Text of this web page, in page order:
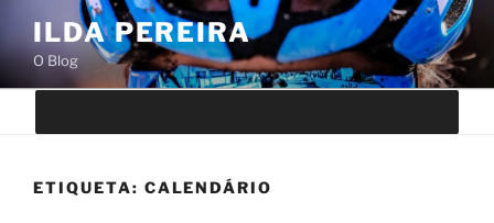
o
conteúdo
ILDA PEREIRA
O Blog
ETIQUETA: CALENDÁRIO